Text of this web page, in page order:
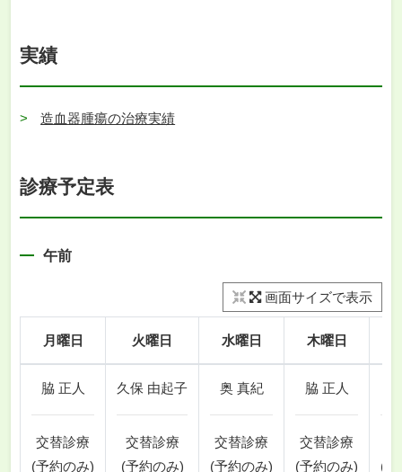
実績
造血器腫瘍の治療実績
診療予定表
午前
画面サイズで表示
月曜日 火曜日 水曜日 木曜日
脇 正人
交替診療
(予約のみ)
久保 由起子
交替診療
(予約のみ)
奥 真紀
交替診療
(予約のみ)
脇 正人
交替診療
(予約のみ)
(予